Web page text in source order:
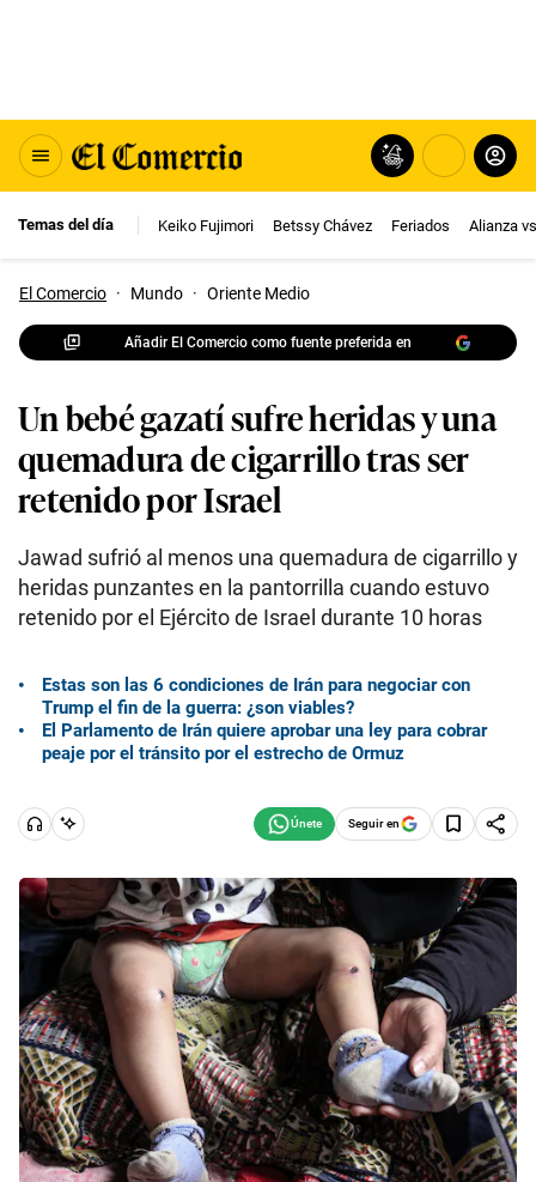
Temas del día Keiko Fujimori Betssy Chávez Feriados Alianza
El Comercio · Mundo · Oriente Medio
Añadir El Comercio como fuente preferida en
Un bebé gazatí sufre heridas y una
quemadura de cigarrillo tras ser
retenido por Israel
Jawad sufrió al menos una quemadura de cigarrillo y
heridas punzantes en la pantorrilla cuando estuvo
retenido por el Ejército de Israel durante 10 horas
Estas son las 6 condiciones de Irán para negociar con
Trump el fin de la guerra: ¿son viables?
El Parlamento de Irán quiere aprobar una ley para cobrar
peaje por el tránsito por el estrecho de Ormuz
Seguir en